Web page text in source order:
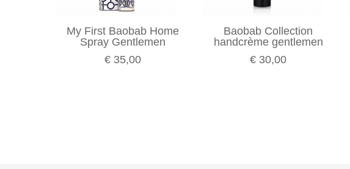
My First Baobab Home
Spray Gentlemen
€ 35,00
Baobab Collection
handcrème gentlemen
€ 30,00